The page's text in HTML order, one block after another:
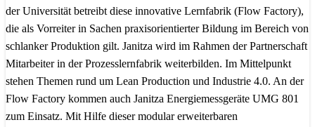
der Universität betreibt diese innovative Lernfabrik (Flow Factory),
die als Vorreiter in Sachen praxisorientierter Bildung im Bereich von
schlanker Produktion gilt. Janitza wird im Rahmen der Partnerschaft
Mitarbeiter in der Prozesslernfabrik weiterbilden. Im Mittelpunkt
stehen Themen rund um Lean Production und Industrie 4.0. An der
Flow Factory kommen auch Janitza Energiemessgeräte UMG 801
zum Einsatz. Mit Hilfe dieser modular erweiterbaren